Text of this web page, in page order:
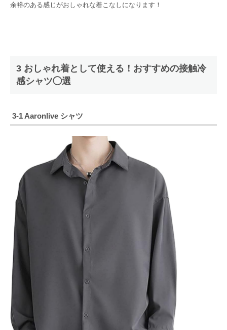
余裕のある感じがおしゃれな着こなしになります！
3 おしゃれ着として使える！おすすめの接触冷
感シャツ◯選
3-1 Aaronlive シャツ